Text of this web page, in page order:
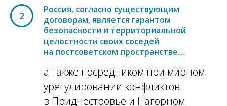
2
Россия, согласно существующим
договорам, является гарантом
безопасности и территориальной
целостности своих соседей
на постсоветском пространстве…
а также посредником при мирном
урегулировании конфликтов
в Приднестровье и Нагорном